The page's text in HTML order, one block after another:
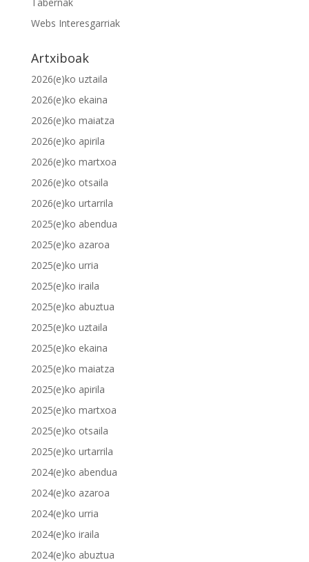
Webs Interesgarriak
Artxiboak
2026(e)ko uztaila
2026(e)ko ekaina
2026(e)ko maiatza
2026(e)ko apirila
2026(e)ko martxoa
2026(e)ko otsaila
2026(e)ko urtarrila
2025(e)ko abendua
2025(e)ko azaroa
2025(e)ko urria
2025(e)ko iraila
2025(e)ko abuztua
2025(e)ko uztaila
2025(e)ko ekaina
2025(e)ko maiatza
2025(e)ko apirila
2025(e)ko martxoa
2025(e)ko otsaila
2025(e)ko urtarrila
2024(e)ko abendua
2024(e)ko azaroa
2024(e)ko urria
2024(e)ko iraila
2024(e)ko abuztua